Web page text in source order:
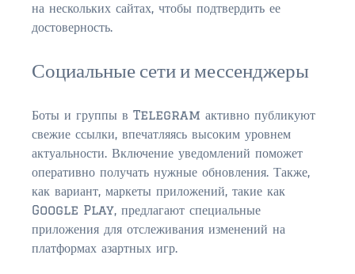
$150,000 – $300,000
$750,000 – $1,000,000
$1,000,000 – $2,000,000
$2,000,000 and up
PONTE VEDRA BEACH
$150,000 and down
на нескольких сайтах, чтобы подтвердить ее
достоверность.
Социальные сети и мессенджеры
Боты и группы в Telegram активно публикуют
свежие ссылки, впечатляясь высоким уровнем
актуальности. Включение уведомлений поможет
оперативно получать нужные обновления. Также,
как вариант, маркеты приложений, такие как
Google Play, предлагают специальные
приложения для отслеживания изменений на
платформах азартных игр.